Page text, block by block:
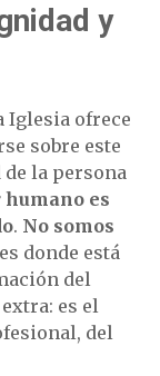
y
Iglesia ofrece
sobre este
la persona
humano es
. No somos
donde está
del
es el
del